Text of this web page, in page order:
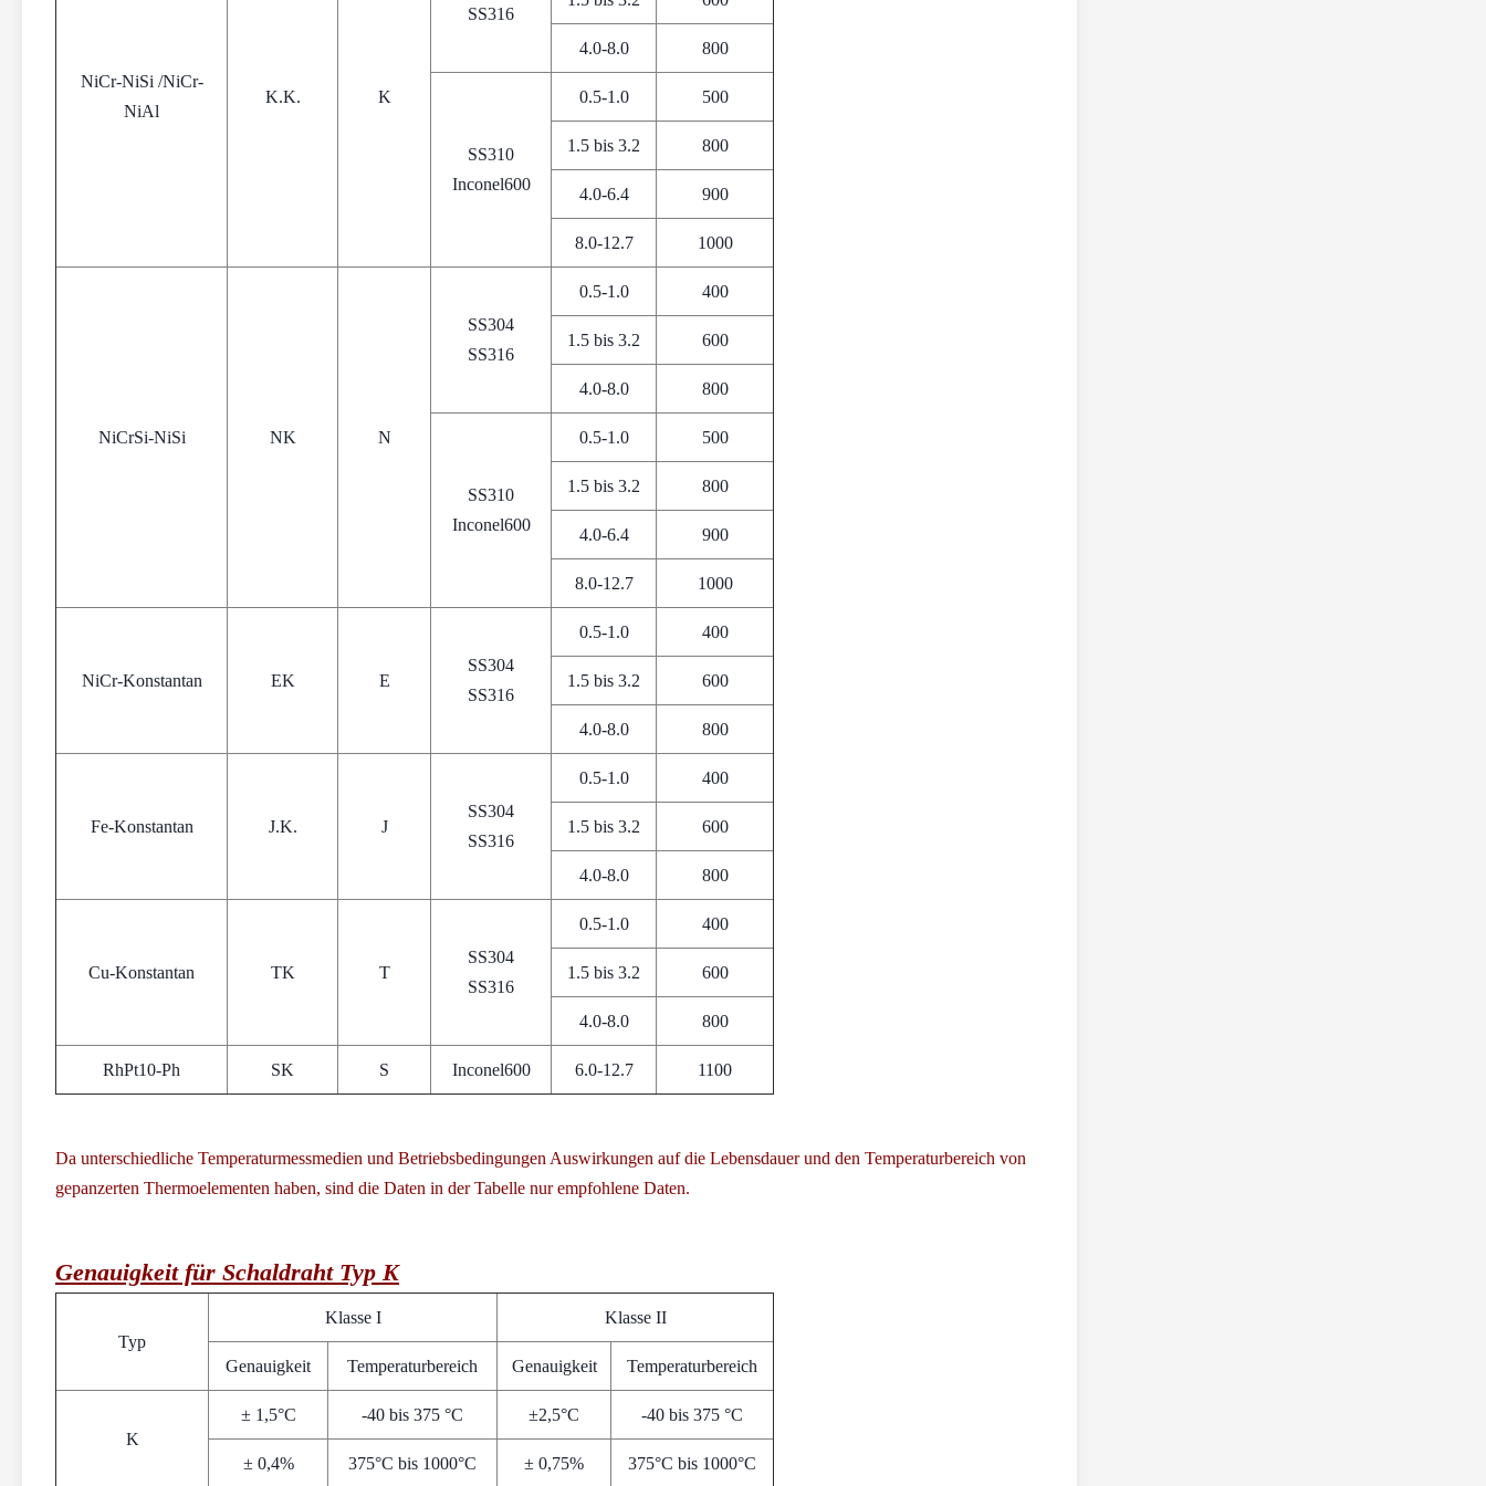
NiCr-NiSi /NiCr-
NiAl
K.K. K
SS316
4.0-8.0 800
SS310
Inconel600
0.5-1.0 500
1.5 bis 3.2 800
4.0-6.4 900
8.0-12.7 1000
NiCrSi-NiSi NK N
SS304
SS316
0.5-1.0 400
1.5 bis 3.2 600
4.0-8.0 800
SS310
Inconel600
0.5-1.0 500
1.5 bis 3.2 800
4.0-6.4 900
8.0-12.7 1000
NiCr-Konstantan EK E
SS304
SS316
0.5-1.0 400
1.5 bis 3.2 600
4.0-8.0 800
Fe-Konstantan J.K. J
SS304
SS316
0.5-1.0 400
1.5 bis 3.2 600
4.0-8.0 800
Cu-Konstantan TK T
SS304
SS316
0.5-1.0 400
1.5 bis 3.2 600
4.0-8.0 800
RhPt10-Ph SK S Inconel600 6.0-12.7 1100
Da unterschiedliche Temperaturmessmedien und Betriebsbedingungen Auswirkungen auf die Lebensdauer und den Temperaturbereich von
gepanzerten Thermoelementen haben, sind die Daten in der Tabelle nur empfohlene Daten.
Genauigkeit für Schaldraht Typ K
Typ
Klasse I Klasse II
Genauigkeit Temperaturbereich Genauigkeit Temperaturbereich
K
± 1,5°C -40 bis 375 °C ±2,5°C -40 bis 375 °C
± 0,4% 375°C bis 1000°C ± 0,75% 375°C bis 1000°C